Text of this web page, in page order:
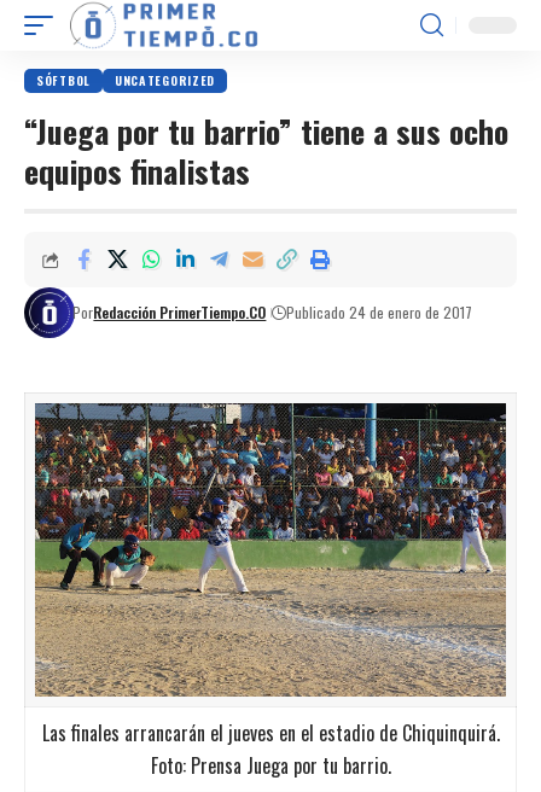
SÓFTBOL UNCATEGORIZED
“Juega por tu barrio” tiene a sus ocho
equipos finalistas
PorRedacción PrimerTiempo.CO Publicado 24 de enero de 2017
Las finales arrancarán el jueves en el estadio de Chiquinquirá.
Foto: Prensa Juega por tu barrio.